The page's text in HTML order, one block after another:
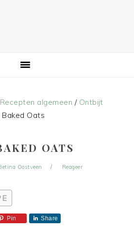
Recepten algemeen / Ontbijt
Oats
OATS
Oostveen Reageer
Pin Share